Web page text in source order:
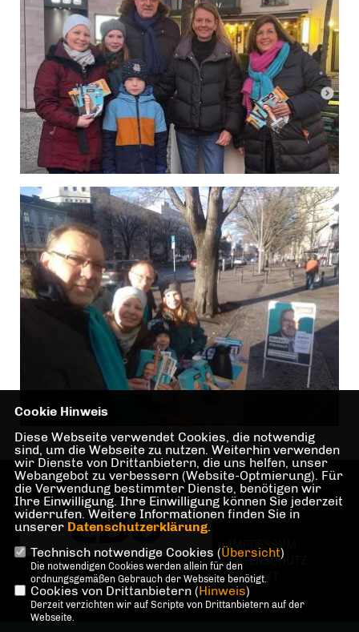
IMPRESSUM
DATENSCHUTZ
KONTAKT
Cookie Hinweis
Diese Webseite verwendet Cookies, die notwendig
sind, um die Webseite zu nutzen. Weiterhin verwenden
wir Dienste von Drittanbietern, die uns helfen, unser
Webangebot zu verbessern (Website-Optmierung). Für
die Verwendung bestimmter Dienste, benötigen wir
Ihre Einwilligung. Ihre Einwilligung können Sie jederzeit
widerrufen. Weitere Informationen finden Sie in
unserer Datenschutzerklärung.
Technisch notwendige Cookies (Übersicht)
Die notwendigen Cookies werden allein für den
ordnungsgemäßen Gebrauch der Webseite benötigt.
Cookies von Drittanbietern (Hinweis)
Derzeit verzichten wir auf Scripte von Drittanbietern auf der
Webseite.